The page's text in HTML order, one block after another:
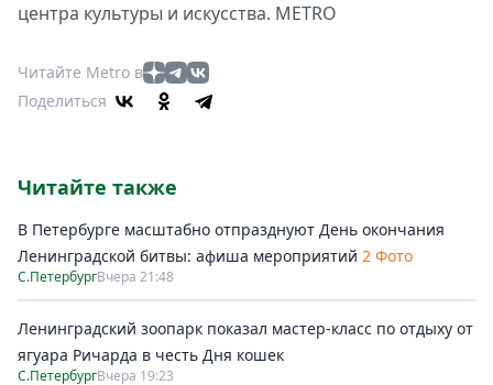
центра культуры и искусства. METRO
Читайте Metro в
Поделиться
Читайте также
В Петербурге масштабно отпразднуют День окончания
Ленинградской битвы: афиша мероприятий 2 Фото
С.ПетербургВчера 21:48
Ленинградский зоопарк показал мастер-класс по отдыху от
ягуара Ричарда в честь Дня кошек
С.ПетербургВчера 19:23